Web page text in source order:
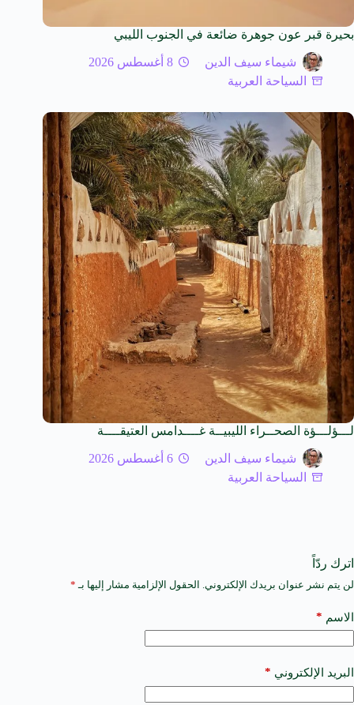
بحيرة قبر عون جوهرة ضائعة في الجنوب الليبي
شيماء سيف الدين
8 أغسطس 2026
السياحة العربية
لـــؤلـــؤة الصحــراء الليبيــة غــــدامس العتيقــــة
شيماء سيف الدين
6 أغسطس 2026
السياحة العربية
اترك ردّاً
لن يتم نشر عنوان بريدك الإلكتروني. الحقول الإلزامية مشار إليها بـ *
الاسم *
البريد الإلكتروني *
A
t
e
a
t
i